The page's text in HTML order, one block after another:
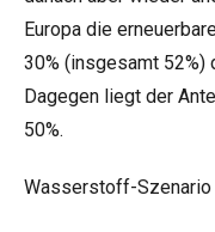
Europa die
30% (insgesamt 52%)
Dagegen liegt der
50%.
Wasserstoff-Szenario